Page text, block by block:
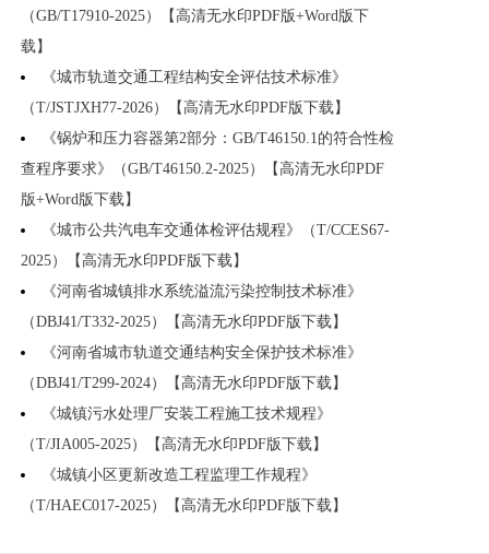
（GB/T17910-2025）【高清无水印PDF版+Word版下
载】
《城市轨道交通工程结构安全评估技术标准》
（T/JSTJXH77-2026）【高清无水印PDF版下载】
《锅炉和压力容器第2部分：GB/T46150.1的符合性检
查程序要求》（GB/T46150.2-2025）【高清无水印PDF
版+Word版下载】
《城市公共汽电车交通体检评估规程》（T/CCES67-
2025）【高清无水印PDF版下载】
《河南省城镇排水系统溢流污染控制技术标准》
（DBJ41/T332-2025）【高清无水印PDF版下载】
《河南省城市轨道交通结构安全保护技术标准》
（DBJ41/T299-2024）【高清无水印PDF版下载】
《城镇污水处理厂安装工程施工技术规程》
（T/JIA005-2025）【高清无水印PDF版下载】
《城镇小区更新改造工程监理工作规程》
（T/HAEC017-2025）【高清无水印PDF版下载】